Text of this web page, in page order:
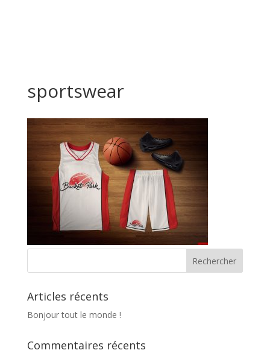
sportswear
Articles récents
Bonjour tout le monde !
Commentaires récents